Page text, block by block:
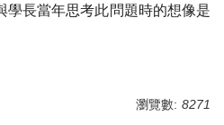
學長當年思考此問題時的想像是
瀏覽數: 8271